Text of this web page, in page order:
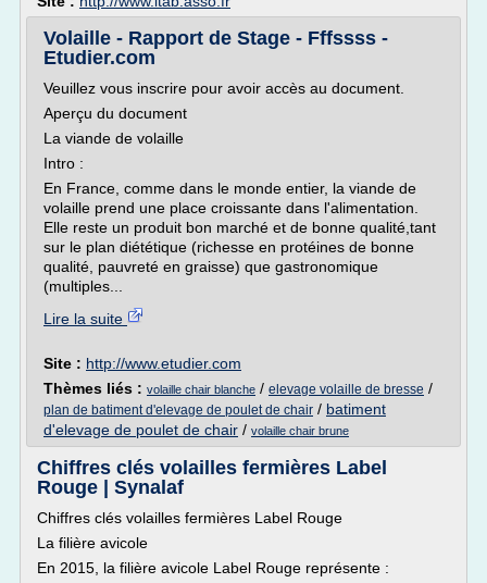
Volaille - Rapport de Stage - Fffssss -
Etudier.com
Veuillez vous inscrire pour avoir accès au document.
Aperçu du document
La viande de volaille
Intro :
En France, comme dans le monde entier, la viande de
volaille prend une place croissante dans l'alimentation.
Elle reste un produit bon marché et de bonne qualité,tant
sur le plan diététique (richesse en protéines de bonne
qualité, pauvreté en graisse) que gastronomique
(multiples...
Lire la suite
Site : http://www.etudier.com
Thèmes liés : volaille chair blanche / elevage volaille de bresse /
plan de batiment d'elevage de poulet de chair / batiment
d'elevage de poulet de chair / volaille chair brune
Chiffres clés volailles fermières Label
Rouge | Synalaf
Chiffres clés volailles fermières Label Rouge
La filière avicole
En 2015, la filière avicole Label Rouge représente :